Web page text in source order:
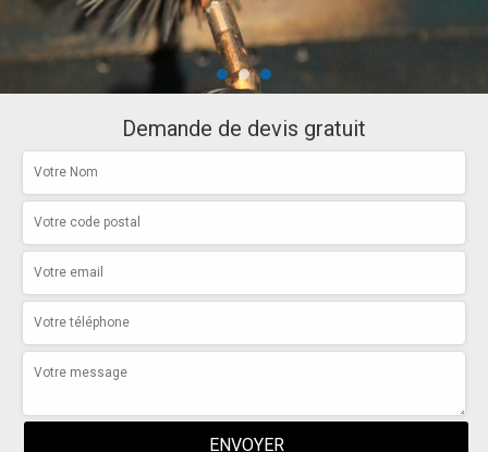
Demande de devis gratuit